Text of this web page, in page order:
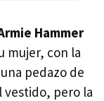
Hammer
mujer, con la
pedazo de
vestido, pero la